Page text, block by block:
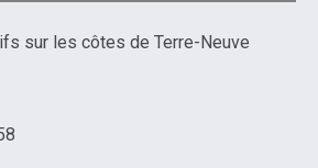
sur les côtes de Terre-Neuve